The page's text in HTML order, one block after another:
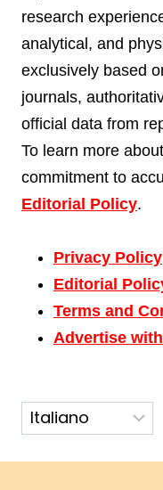
research
analytical, and
exclusively based
journals,
official data from
To learn more
commitment to
Editorial Policy.
Privacy Policy
Editorial
Terms and
Advertise